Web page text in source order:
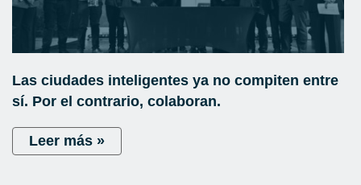
Las ciudades inteligentes ya no compiten entre
sí. Por el contrario, colaboran.
Leer más »